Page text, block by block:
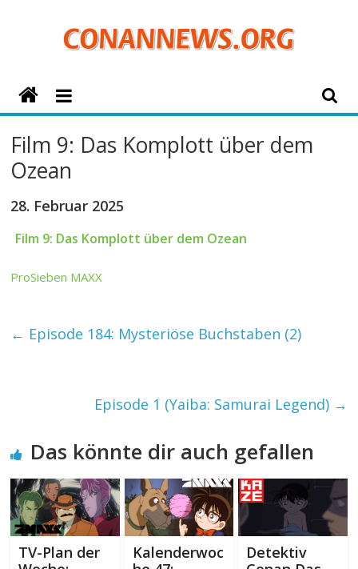
ConanNews.org
Conan
News
Film 9: Das Komplott über dem
Ozean
28. Februar 2025
Film 9: Das Komplott über dem Ozean
ProSieben MAXX
← Episode 184: Mysteriöse Buchstaben (2)
Episode 1 (Yaiba: Samurai Legend) →
Das könnte dir auch gefallen
TV-Plan der
Kalenderwoc
Detektiv